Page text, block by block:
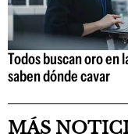
Todos buscan oro
saben dónde cavar
MÁS